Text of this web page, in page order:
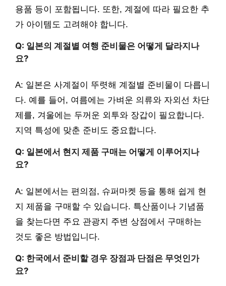
용품 등이 포함됩니다. 또한, 계절에 따라 필요한 추
가 아이템도 고려해야 합니다.
Q: 일본의 계절별 여행 준비물은 어떻게 달라지나
요?
A: 일본은 사계절이 뚜렷해 계절별 준비물이 다릅니
다. 예를 들어, 여름에는 가벼운 의류와 자외선 차단
제를, 겨울에는 두꺼운 외투와 장갑이 필요합니다.
지역 특성에 맞춘 준비도 중요합니다.
Q: 일본에서 현지 제품 구매는 어떻게 이루어지나
요?
A: 일본에서는 편의점, 슈퍼마켓 등을 통해 쉽게 현
지 제품을 구매할 수 있습니다. 특산품이나 기념품
을 찾는다면 주요 관광지 주변 상점에서 구매하는
것도 좋은 방법입니다.
Q: 한국에서 준비할 경우 장점과 단점은 무엇인가
요?